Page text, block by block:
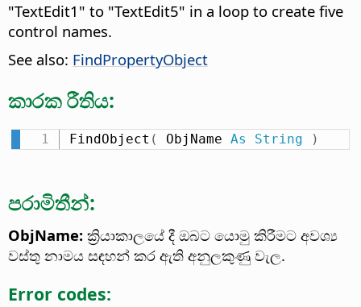
"TextEdit1" to "TextEdit5" in a loop to create five
control names.
See also: FindPropertyObject
කාරක රීතිය:
FindObject ( ObjName As String )
පරාමිතීන්:
ObjName: ක්‍රියාකාලයේ දී ඔබට යොමු කිරීමට අවශ්‍ය
වස්තු නාමය සඳහන් කර ඇති අනුලකුණු වැල.
Error codes: